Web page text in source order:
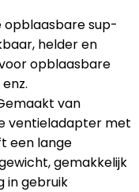
opblaasbare sup-
helder en
opblaasbare
van
ventieladapter met
een lange
gemakkelijk
in gebruik